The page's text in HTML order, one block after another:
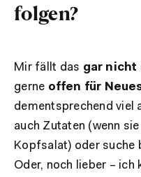
folgen?
Mir fällt das gar nicht
gerne offen für
dementsprechend viel
auch Zutaten (wenn
Kopfsalat) oder suche
Oder, noch lieber – ich